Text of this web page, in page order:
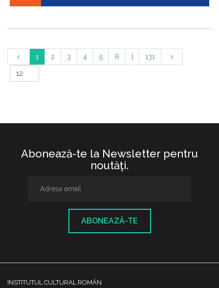
1 2 3 4 5 6 131
Abonează-te la Newsletter pentru
noutăţi.
ABONEAZĂ-TE
INSTITUTUL CULTURAL ROMÂN